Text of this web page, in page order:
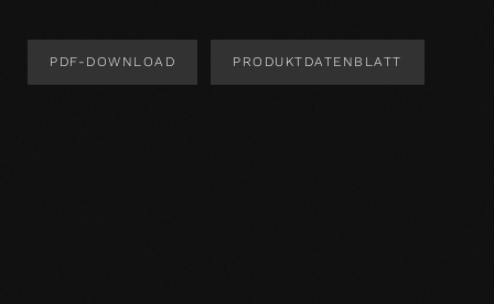
PDF-DOWNLOAD PRODUKTDATENBLATT